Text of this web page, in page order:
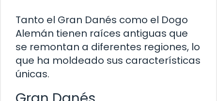
Tanto el Gran Danés como el Dogo
Alemán tienen raíces antiguas que
se remontan a diferentes regiones, lo
que ha moldeado sus características
únicas.